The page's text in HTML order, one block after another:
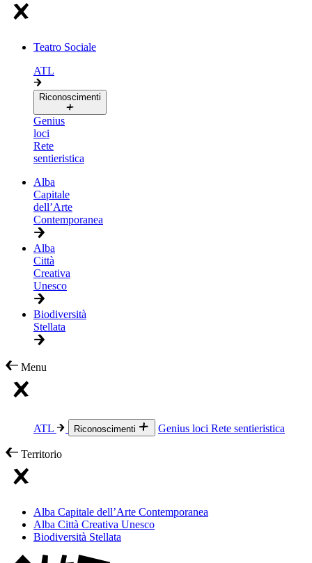
Teatro Sociale
ATL
Riconoscimenti
Genius
loci
Rete
sentieristica
Alba
Capitale
dell’Arte
Contemporanea
Alba
Città
Creativa
Unesco
Biodiversità
Stellata
Menu
ATL Riconoscimenti Genius loci Rete sentieristica
Territorio
Alba Capitale dell’Arte Contemporanea
Alba Città Creativa Unesco
Biodiversità Stellata